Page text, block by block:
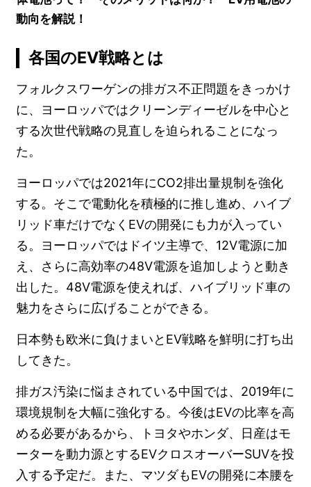
動向を解説！
各国のEV戦略とは
フォルクスワーゲンの排ガス不正問題をきっかけ
に、ヨーロッパではクリーンディーゼルを中心と
する次世代戦略の見直しを迫られることになっ
た。
ヨーロッパでは2021年にCO2排出量規制を強化
する。そこで電動化を積極的に推し進め、ハイブ
リッド車だけでなくEVの開発にも力が入ってい
る。ヨーロッパではドイツ主導で、12V電源に加
え、さらに高効率の48V電源を追加しようと動き
出した。48V電源を使えれば、ハイブリッド車の
魅力をさらに広げることができる。
日本勢も欧米に負けまいとEV戦略を鮮明に打ち出
してきた。
排ガス汚染に悩まされている中国では、2019年に
環境規制を大幅に強化する。今後はEVの比率を高
める必要があるから、トヨタやホンダ、日産はモ
ーターを動力源とするEVクロスオーバーSUVを投
入する予定だ。また、マツダもEVの開発に本腰を